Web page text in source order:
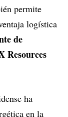
permite
logística
de
Resources
ha
en la